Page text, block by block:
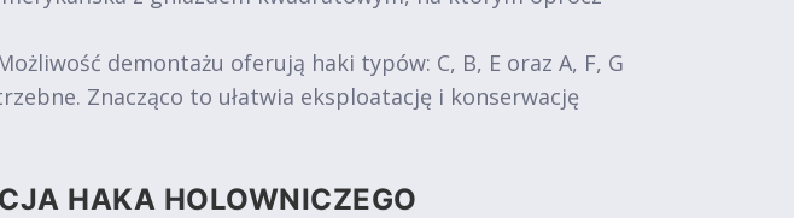
demontażu oferują haki typów: C, B, E oraz A, F, G
Znacząco to ułatwia eksploatację i konserwację
HAKA HOLOWNICZEGO